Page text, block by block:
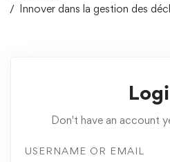
Innover dans la gestion des
Don't have an account
USERNAME OR EMAIL